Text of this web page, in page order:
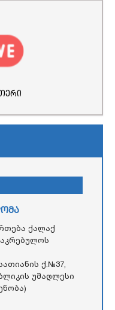
ქალაქ
ქ.№37,
უმაღლესი